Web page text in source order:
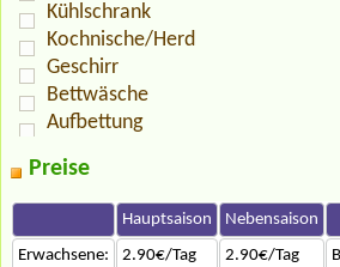
Kühlschrank
Kochnische/Herd
Geschirr
Bettwäsche
Aufbettung
Preise
Hauptsaison Nebensaison
Erwachsene:
2.90€/Tag 2.90€/Tag